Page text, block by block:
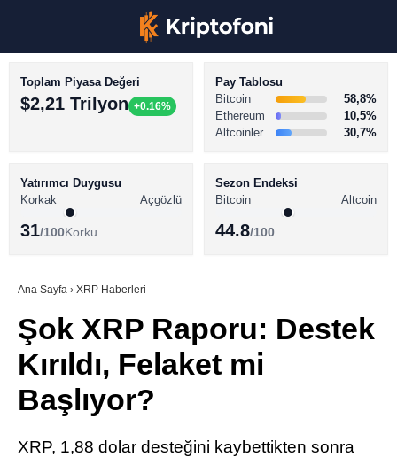
Youtube
BİTCOİN HABERLERİ
ALTCOİN HABERLERİ
SÖZLÜK
Toplam Piyasa Değeri
$2,21 Trilyon +0.16%
Pay Tablosu
Bitcoin
58,8%
Ethereum
10,5%
Altcoinler
30,7%
Yatırımcı Duygusu
Korkak
Açgözlü
31/100Korku
Sezon Endeksi
Bitcoin
Altcoin
44.8/100
Ana Sayfa › XRP Haberleri
Şok XRP Raporu: Destek
Kırıldı, Felaket mi
Başlıyor?
XRP, 1,88 dolar desteğini kaybettikten sonra